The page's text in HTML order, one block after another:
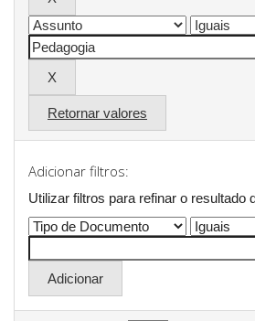
Retornar valores
Adicionar filtros:
Utilizar filtros para refinar o resultado